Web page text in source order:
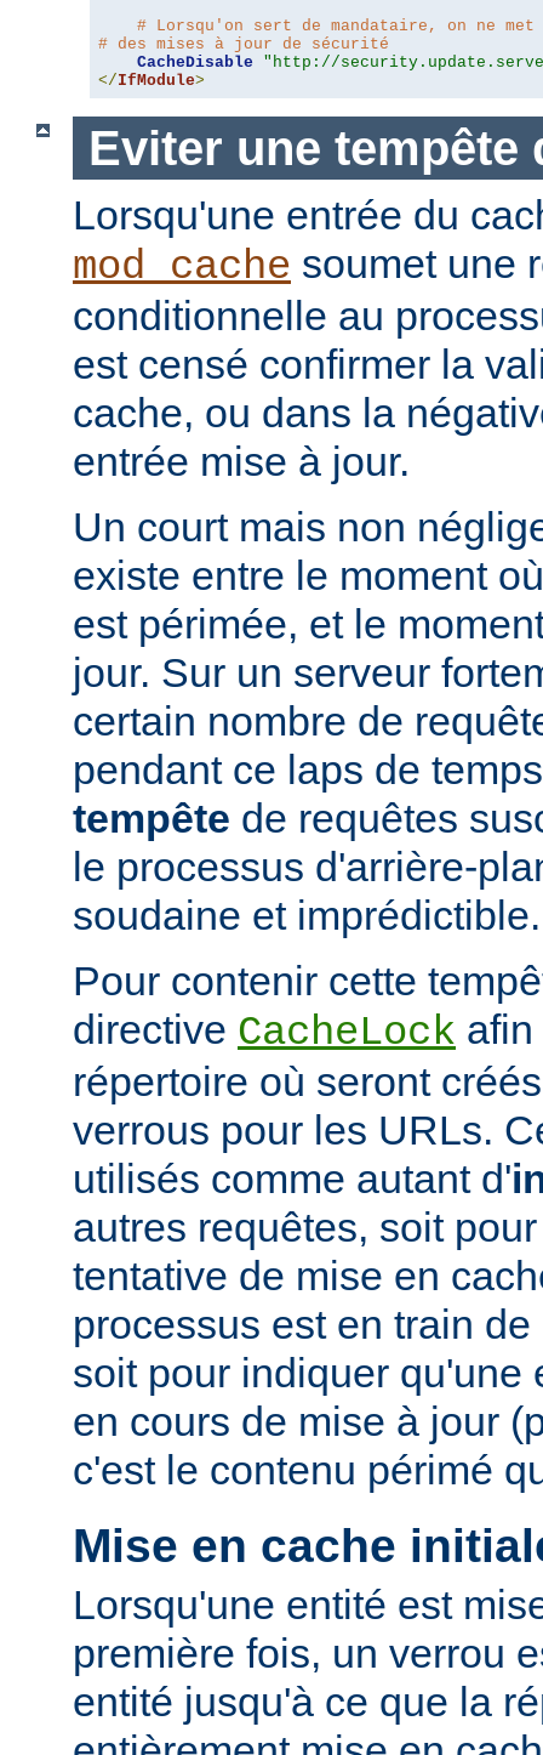
# Lorsqu'on sert de mandataire, on ne
# des mises à jour de sécurité
CacheDisable
"http://
</IfModule>
Eviter une tempête
Lorsqu'une entrée du
mod_cache soumet une
conditionnelle au
est censé confirmer la
cache, ou dans la
entrée mise à jour.
Un court mais non
existe entre le moment
est périmée, et le
jour. Sur un serveur
certain nombre de
pendant ce laps de
tempête de requêtes
le processus d'arrière-
soudaine et imprédictible.
Pour contenir cette
directive CacheLock
répertoire où seront
verrous pour les URLs.
utilisés comme autant d'
autres requêtes, soit
tentative de mise en
processus est en train
soit pour indiquer qu'une
en cours de mise à jour
c'est le contenu périmé
Mise en cache
Lorsqu'une entité est
première fois, un verrou
entité jusqu'à ce que la